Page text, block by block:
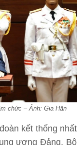
chức – Ảnh: Gia Hân
kết thống nhất
ương Đảng, Bộ